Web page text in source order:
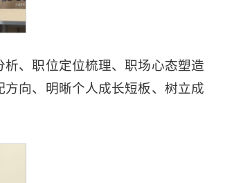
、职位定位梳理、职场心态塑造
向、明晰个人成长短板、树立成